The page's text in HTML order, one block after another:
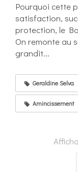
Pourquoi cette
satisfaction,
protection, le
On remonte au
grandit...
Geraldine Selva
Amincissement